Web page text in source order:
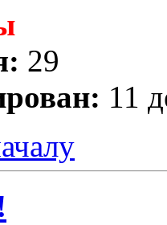
29
11